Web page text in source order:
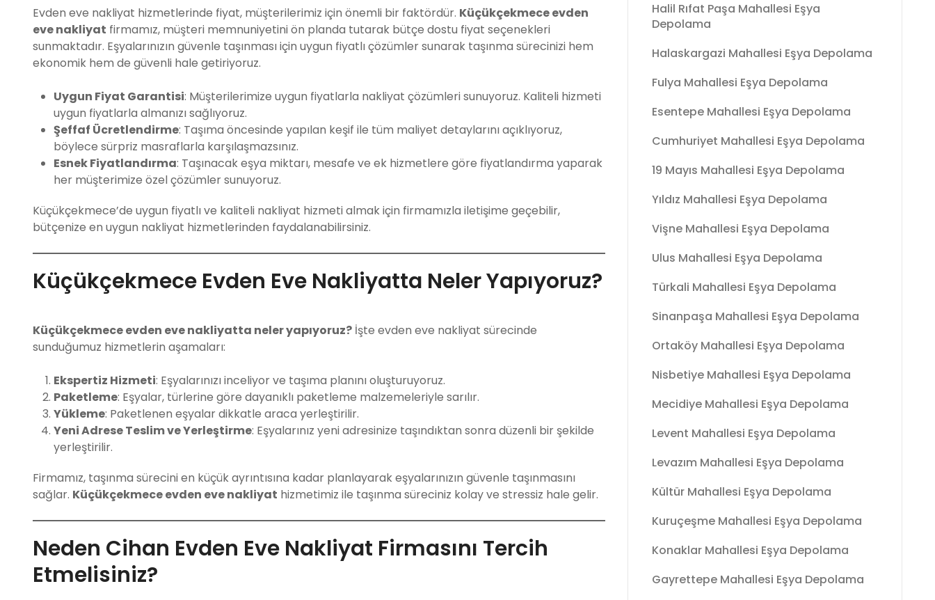
Evden eve nakliyat hizmetlerinde fiyat, müşterilerimiz için önemli bir faktördür. Küçükçekmece evden
eve nakliyat firmamız, müşteri memnuniyetini ön planda tutarak bütçe dostu fiyat seçenekleri
sunmaktadır. Eşyalarınızın güvenle taşınması için uygun fiyatlı çözümler sunarak taşınma sürecinizi hem
ekonomik hem de güvenli hale getiriyoruz.
Uygun Fiyat Garantisi: Müşterilerimize uygun fiyatlarla nakliyat çözümleri sunuyoruz. Kaliteli hizmeti
uygun fiyatlarla almanızı sağlıyoruz.
Şeffaf Ücretlendirme: Taşıma öncesinde yapılan keşif ile tüm maliyet detaylarını açıklıyoruz,
böylece sürpriz masraflarla karşılaşmazsınız.
Esnek Fiyatlandırma: Taşınacak eşya miktarı, mesafe ve ek hizmetlere göre fiyatlandırma yaparak
her müşterimize özel çözümler sunuyoruz.
Küçükçekmece’de uygun fiyatlı ve kaliteli nakliyat hizmeti almak için firmamızla iletişime geçebilir,
bütçenize en uygun nakliyat hizmetlerinden faydalanabilirsiniz.
Küçükçekmece Evden Eve Nakliyatta Neler Yapıyoruz?
Küçükçekmece evden eve nakliyatta neler yapıyoruz? İşte evden eve nakliyat sürecinde
sunduğumuz hizmetlerin aşamaları:
Ekspertiz Hizmeti: Eşyalarınızı inceliyor ve taşıma planını oluşturuyoruz.
Paketleme: Eşyalar, türlerine göre dayanıklı paketleme malzemeleriyle sarılır.
Yükleme: Paketlenen eşyalar dikkatle araca yerleştirilir.
Yeni Adrese Teslim ve Yerleştirme: Eşyalarınız yeni adresinize taşındıktan sonra düzenli bir şekilde
yerleştirilir.
Firmamız, taşınma sürecini en küçük ayrıntısına kadar planlayarak eşyalarınızın güvenle taşınmasını
sağlar. Küçükçekmece evden eve nakliyat hizmetimiz ile taşınma süreciniz kolay ve stressiz hale gelir.
Neden Cihan Evden Eve Nakliyat Firmasını Tercih
Etmelisiniz?
Halil Rıfat Paşa Mahallesi Eşya
Depolama
Halaskargazi Mahallesi Eşya Depolama
Fulya Mahallesi Eşya Depolama
Esentepe Mahallesi Eşya Depolama
Cumhuriyet Mahallesi Eşya Depolama
19 Mayıs Mahallesi Eşya Depolama
Yıldız Mahallesi Eşya Depolama
Vişne Mahallesi Eşya Depolama
Ulus Mahallesi Eşya Depolama
Türkali Mahallesi Eşya Depolama
Sinanpaşa Mahallesi Eşya Depolama
Ortaköy Mahallesi Eşya Depolama
Nisbetiye Mahallesi Eşya Depolama
Mecidiye Mahallesi Eşya Depolama
Levent Mahallesi Eşya Depolama
Levazım Mahallesi Eşya Depolama
Kültür Mahallesi Eşya Depolama
Kuruçeşme Mahallesi Eşya Depolama
Konaklar Mahallesi Eşya Depolama
Gayrettepe Mahallesi Eşya Depolama